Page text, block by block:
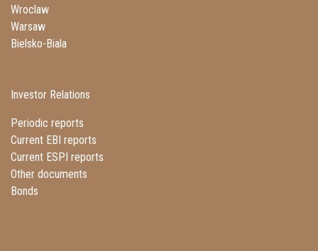
Wroclaw
Warsaw
Bielsko-Biala
Investor Relations
Periodic reports
Current EBI reports
Current ESPI reports
Other documents
Bonds